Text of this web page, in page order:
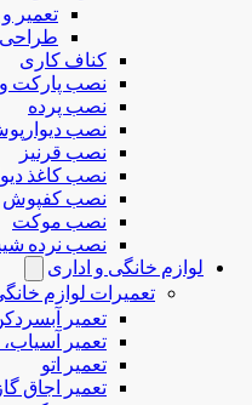
تعمیر
طراحی
کناف کاری
نصب پارکت
نصب پرده
نصب
نصب قرنیز
نصب کاغذ
نصب کفپوش
نصب موکت
نصب نرده
لوازم خانگی و اداری
تعمیرات لوازم
تعمیر
تعمیر
تعمیر اتو
تعمیر اجاق